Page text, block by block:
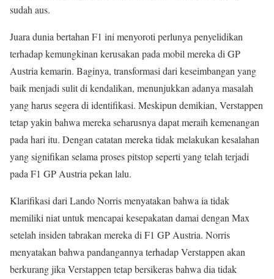
sudah aus.
Juara dunia bertahan F1 ini menyoroti perlunya penyelidikan
terhadap kemungkinan kerusakan pada mobil mereka di GP
Austria kemarin. Baginya, transformasi dari keseimbangan yang
baik menjadi sulit di kendalikan, menunjukkan adanya masalah
yang harus segera di identifikasi. Meskipun demikian, Verstappen
tetap yakin bahwa mereka seharusnya dapat meraih kemenangan
pada hari itu. Dengan catatan mereka tidak melakukan kesalahan
yang signifikan selama proses pitstop seperti yang telah terjadi
pada F1 GP Austria pekan lalu.
Klarifikasi dari Lando Norris menyatakan bahwa ia tidak
memiliki niat untuk mencapai kesepakatan damai dengan Max
setelah insiden tabrakan mereka di F1 GP Austria. Norris
menyatakan bahwa pandangannya terhadap Verstappen akan
berkurang jika Verstappen tetap bersikeras bahwa dia tidak